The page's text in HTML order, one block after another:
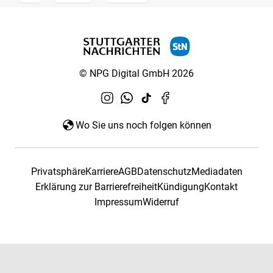
© NPG Digital GmbH 2026
Wo Sie uns noch folgen können
PrivatsphäreKarriereAGBDatenschutzMediadaten
Erklärung zur BarrierefreiheitKündigungKontakt
ImpressumWiderruf